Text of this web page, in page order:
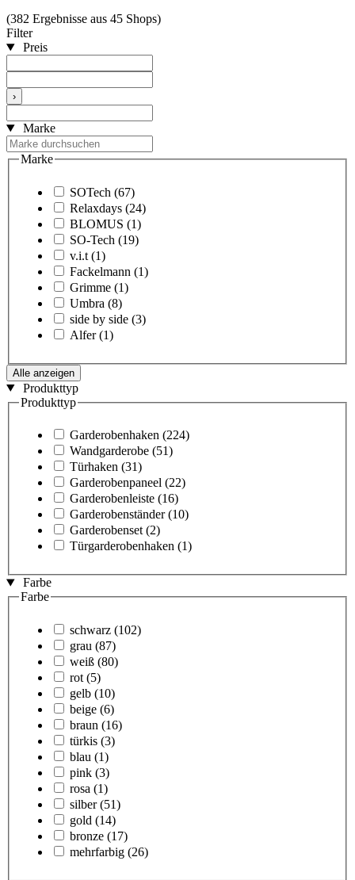
(382 Ergebnisse aus 45 Shops)
Filter
Preis
›
Marke
Marke
SOTech (67)
Relaxdays (24)
BLOMUS (1)
SO-Tech (19)
v.i.t (1)
Fackelmann (1)
Grimme (1)
Umbra (8)
side by side (3)
Alfer (1)
Alle anzeigen
Produkttyp
Produkttyp
Garderobenhaken (224)
Wandgarderobe (51)
Türhaken (31)
Garderobenpaneel (22)
Garderobenleiste (16)
Garderobenständer (10)
Garderobenset (2)
Türgarderobenhaken (1)
Farbe
Farbe
schwarz (102)
grau (87)
weiß (80)
rot (5)
gelb (10)
beige (6)
braun (16)
türkis (3)
blau (1)
pink (3)
rosa (1)
silber (51)
gold (14)
bronze (17)
mehrfarbig (26)